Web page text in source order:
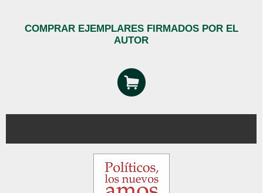
COMPRAR EJEMPLARES FIRMADOS POR EL
AUTOR